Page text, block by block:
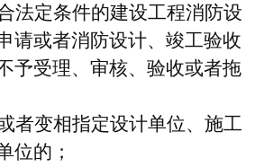
法定条件的建设工程消防设
请或者消防设计、竣工验收
予受理、审核、验收或者拖
者变相指定设计单位、施工
位的；